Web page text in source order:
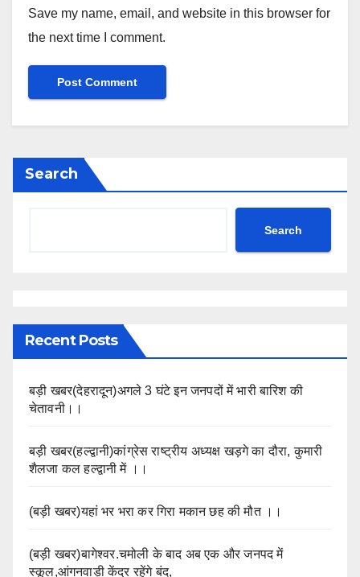
Save my name, email, and website in this browser for
the next time I comment.
Search
Search
Recent Posts
बड़ी खबर(देहरादून)अगले 3 घंटे इन जनपदों में भारी बारिश की
चेतावनी।।
बड़ी खबर(हल्द्वानी)कांग्रेस राष्ट्रीय अध्यक्ष खड़गे का दौरा, कुमारी
शैलजा कल हल्द्वानी में ।।
(बड़ी खबर)यहां भर भरा कर गिरा मकान छह की मौत ।।
(बड़ी खबर)बागेश्वर.चमोली के बाद अब एक और जनपद में
स्कूल,आंगनवाड़ी केंद्र रहेंगे बंद,